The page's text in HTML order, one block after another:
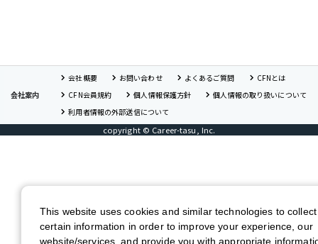
会社案内
会社概要 お問い合わせ よくあるご質問
CFNとは
CFN会員規約
個人情報保護方針
個人情報の取り扱いについて
利用者情報の外部送信について
copyright © Career-tasu, Inc.
This website uses cookies and similar technologies to collect
certain information in order to improve your experience, our
website/services, and provide you with appropriate